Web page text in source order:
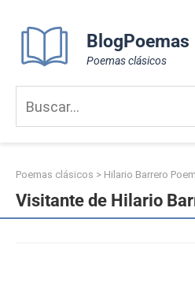
content
BlogPoemas
Poemas clásicos
Poemas clásicos > Hilario Barrero
Visitante de Hilario